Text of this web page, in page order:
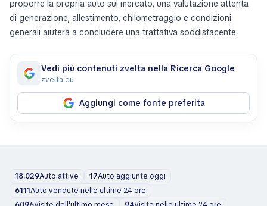
proporre la propria auto sul mercato, una valutazione attenta
di generazione, allestimento, chilometraggio e condizioni
generali aiuterà a concludere una trattativa soddisfacente.
Vedi più contenuti zvelta nella Ricerca Google
zvelta.eu
Aggiungi come fonte preferita
18.029Auto attive 17Auto aggiunte oggi
6111Auto vendute nelle ultime 24 ore